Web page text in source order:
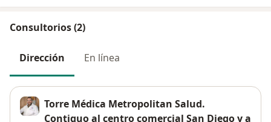
Consultorios (2)
Dirección En línea
Torre Médica Metropolitan Salud.
Contiguo al centro comercial San Diego y a